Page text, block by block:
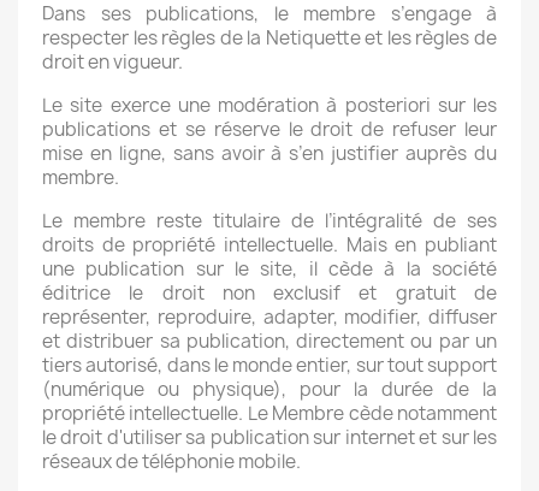
Dans ses publications, le membre s’engage à
respecter les règles de la Netiquette et les règles de
droit en vigueur.
Le site exerce une modération à posteriori sur les
publications et se réserve le droit de refuser leur
mise en ligne, sans avoir à s’en justifier auprès du
membre.
Le membre reste titulaire de l’intégralité de ses
droits de propriété intellectuelle. Mais en publiant
une publication sur le site, il cède à la société
éditrice le droit non exclusif et gratuit de
représenter, reproduire, adapter, modifier, diffuser
et distribuer sa publication, directement ou par un
tiers autorisé, dans le monde entier, sur tout support
(numérique ou physique), pour la durée de la
propriété intellectuelle. Le Membre cède notamment
le droit d'utiliser sa publication sur internet et sur les
réseaux de téléphonie mobile.